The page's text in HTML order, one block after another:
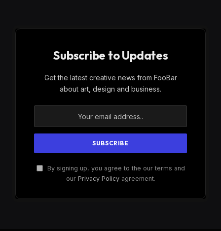
Subscribe to Updates
Get the latest creative news from FooBar
about art, design and business.
By signing up, you agree to the our terms and
our Privacy Policyagreement.